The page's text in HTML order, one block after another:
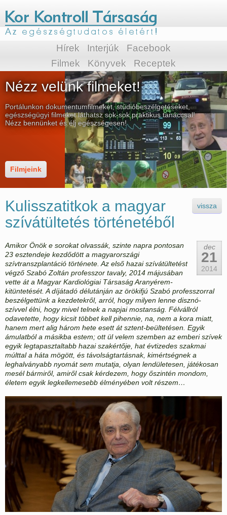
Hírek Interjúk
Facebook
Filmek
Könyvek Receptek
Nézz velünk filmeket!
Portálunkon dokumentumfilmeket, stúdióbeszélgetéseket,
egészségügyi filmeket láthatsz sok-sok praktikus tanáccsal!
Nézz bennünket és élj egészségesen!
Filmjeink
vissza
Kulisszatitkok a magyar
szívátültetés történetéből
dec
21
2014
Amikor Önök e sorokat olvassák, szinte napra pontosan
23 esztendeje kezdődött a magyarországi
szívtranszplantáció története. Az első hazai szívátültetést
végző Szabó Zoltán professzor tavaly, 2014 májusában
vette át a Magyar Kardiológiai Társaság Aranyérem-
kitüntetését. A díjátadó délutánján az örökifjú Szabó professzorral
beszélgettünk a kezdetekről, arról, hogy milyen lenne disznó-
szívvel élni, hogy mivel telnek a napjai mostanság. Félvállról
odavetette, hogy kicsit többet kell pihennie, na, nem a kora miatt,
hanem mert alig három hete esett át sztent-beültetésen. Egyik
ámulatból a másikba estem; ott ül velem szemben az emberi szívek
egyik legtapasztaltabb hazai szakértője, hat évtizedes szakmai
múlttal a háta mögött, és távolságtartásnak, kimértségnek a
leghalványabb nyomát sem mutatja, olyan lendületesen, játékosan
mesél bármiről, amiről csak kérdezem, hogy őszintén mondom,
életem egyik legkellemesebb élményében volt részem…